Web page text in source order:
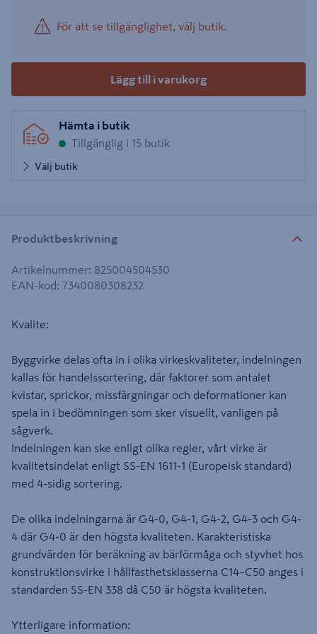
För att se tillgänglighet, välj butik.
Lägg till i varukorg
Hämta i butik
Tillgänglig i 15 butik
Välj butik
Produktbeskrivning
Artikelnummer: 825004504530
EAN-kod: 7340080308232
Kvalite:
Byggvirke delas ofta in i olika virkeskvaliteter, indelningen
kallas för handelssortering, där faktorer som antalet
kvistar, sprickor, missfärgningar och deformationer kan
spela in i bedömningen som sker visuellt, vanligen på
sågverk.
Indelningen kan ske enligt olika regler, vårt virke är
kvalitetsindelat enligt SS-EN 1611-1 (Europeisk standard)
med 4-sidig sortering.
De olika indelningarna är G4-0, G4-1, G4-2, G4-3 och G4-
4 där G4-0 är den högsta kvaliteten. Karakteristiska
grundvärden för beräkning av bärförmåga och styvhet hos
konstruktionsvirke i hållfasthetsklasserna C14–C50 anges i
standarden SS-EN 338 då C50 är högsta kvaliteten.
Ytterligare information: